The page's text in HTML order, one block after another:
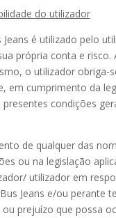
do utilizador
Jeans é utilizado pelo
própria conta e risco.
o utilizador obriga-
em cumprimento da
presentes condições
de qualquer das
ou na legislação
utilizador em
Jeans e/ou perante
ou prejuízo que possa